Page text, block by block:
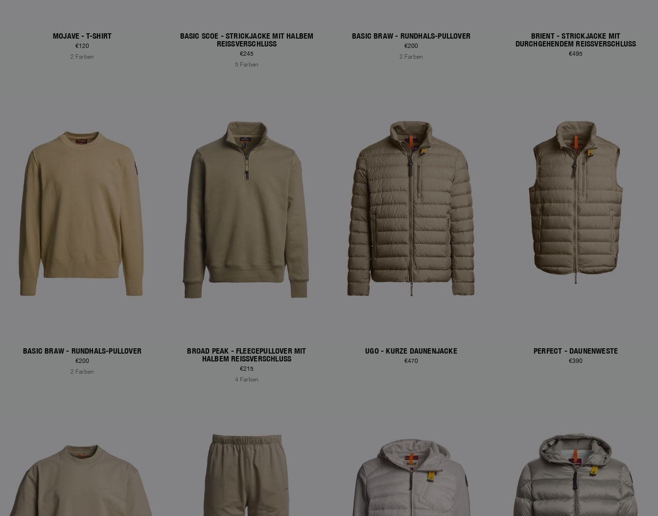
MOJAVE - T-SHIRT
€120
2 Farben
BASIC SCOE - STRICKJACKE MIT HALBEM
REISSVERSCHLUSS
€245
5 Farben
BASIC BRAW - RUNDHALS-PULLOVER
€200
2 Farben
BRIENT - STRICKJACKE MIT
DURCHGEHENDEM REISSVERSCHLUSS
€495
BASIC BRAW - RUNDHALS-PULLOVER
€200
2 Farben
BROAD PEAK - FLEECEPULLOVER MIT
HALBEM REISSVERSCHLUSS
€215
4 Farben
UGO - KURZE DAUNENJACKE
€470
PERFECT - DAUNENWESTE
€390